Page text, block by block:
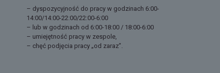
– dyspozycyjność do pracy w godzinach 6:00-
14:00/14:00-22:00/22:00-6:00
– lub w godzinach od 6:00-18:00 / 18:00-6:00
– umiejętność pracy w zespole,
– chęć podjęcia pracy „od zaraz”.